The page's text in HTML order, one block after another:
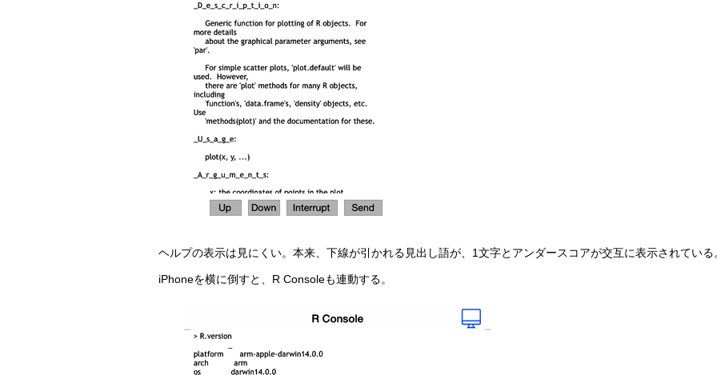
ヘルプの表示は見にくい。本来、下線が引かれる見出し語が、1文字とアンダースコアが交互に表示されている
iPhoneを横に倒すと、R Consoleも連動する。